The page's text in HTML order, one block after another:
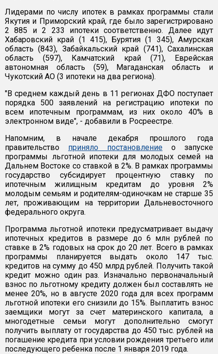
Лидерами по числу ипотек в рамках программы стали
Якутия и Приморский край, где было зарегистрировано
2 885 и 2 233 ипотеки соответственно. Далее идут
Хабаровский край (1 415), Бурятия (1 345), Амурская
область (843), Забайкальский край (741), Сахалинская
область (597), Камчатский край (71), Еврейская
автономная область (59), Магаданская область и
Чукотский АО (3 ипотеки на два региона).
"В среднем каждый день в 11 регионах ДФО поступает
порядка 500 заявлений на регистрацию ипотеки по
всем ипотечным программам, из них около 40% в
электронном виде", - добавили в Росреестре.
Напомним, в начале декабря прошлого года
правительство приняло постановление о запуске
программы льготной ипотеки для молодых семей на
Дальнем Востоке со ставкой в 2%. В рамках программы
государство субсидирует процентную ставку по
ипотечным жилищным кредитам до уровня 2%
молодым семьям и родителям-одиночкам не старше 35
лет, проживающим на территории Дальневосточного
федерального округа.
Программа льготной ипотеки предусматривает выдачу
ипотечных кредитов в размере до 6 млн рублей по
ставке в 2% годовых на срок до 20 лет. Всего в рамках
программы планируется выдать около 147 тыс.
кредитов на сумму до 450 млрд рублей. Получить такой
кредит можно один раз. Изначально первоначальный
взнос по льготному кредиту должен был составлять не
менее 20%, но в августе 2020 года для всех программ
льготной ипотеки его снизили до 15%. Выплатить взнос
заемщики могут за счет материнского капитала, а
многодетные семьи могут дополнительно смогут
получить выплату от государства до 450 тыс. рублей на
погашение кредита при условии рождения третьего или
последующего ребенка после 1 января 2019 года.